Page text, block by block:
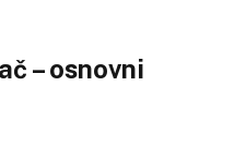
– osnovni